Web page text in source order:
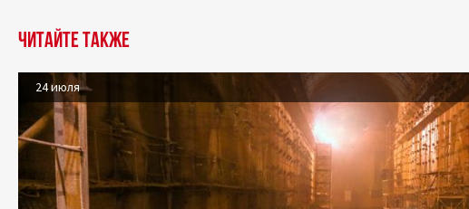
Читайте также
24 июля